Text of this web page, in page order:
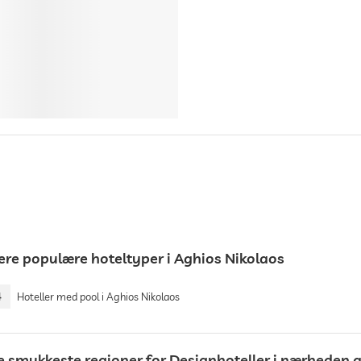
populære hoteltyper i Aghios Nikolaos
Hoteller med pool i Aghios Nikolaos